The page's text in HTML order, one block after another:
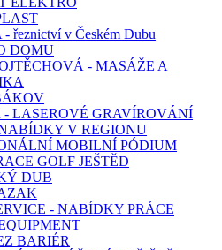
řeznictví v Českém Dubu
DOMU
- MASÁŽE A
- LASEROVÉ GRAVÍROVÁNÍ
V REGIONU
MOBILNÍ PÓDIUM
GOLF JEŠTĚD
DUB
- NABÍDKY PRÁCE
BARIÉR